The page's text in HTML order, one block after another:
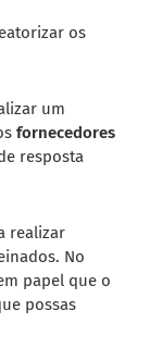
os
um
fornecedores
resposta
realizar
No
papel que o
possas